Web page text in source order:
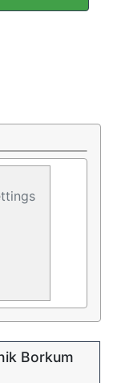
Borkum